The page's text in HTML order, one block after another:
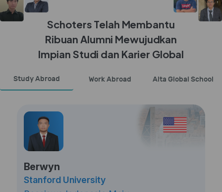
Schoters Telah Membantu
Ribuan Alumni Mewujudkan
Impian Studi dan Karier Global
Study Abroad Work Abroad Alta Global School
Berwyn
Stanford University